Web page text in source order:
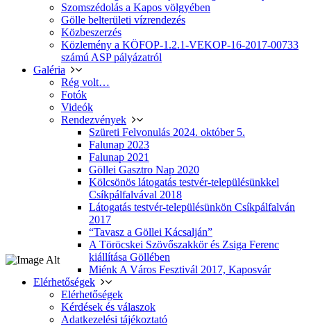
Szomszédolás a Kapos völgyében
Gölle belterületi vízrendezés
Közbeszerzés
Közlemény a KÖFOP-1.2.1-VEKOP-16-2017-00733
számú ASP pályázatról
Galéria
Rég volt…
Fotók
Videók
Rendezvények
Szüreti Felvonulás 2024. október 5.
Falunap 2023
Falunap 2021
Göllei Gasztro Nap 2020
Kölcsönös látogatás testvér-településünkkel
Csíkpálfalvával 2018
Látogatás testvér-településünkön Csíkpálfalván
2017
“Tavasz a Göllei Kácsalján”
A Töröcskei Szövőszakkör és Zsiga Ferenc
kiállítása Göllében
Miénk A Város Fesztivál 2017, Kaposvár
Elérhetőségek
Elérhetőségek
Kérdések és válaszok
Adatkezelési tájékoztató